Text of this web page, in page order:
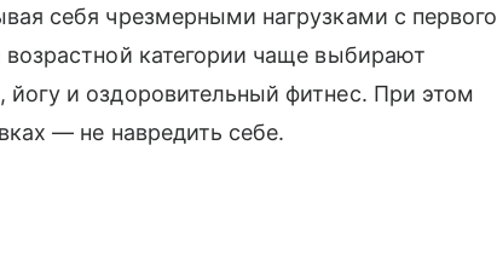
себя чрезмерными нагрузками с первого
категории чаще выбирают
и оздоровительный фитнес. При этом
— не навредить себе.